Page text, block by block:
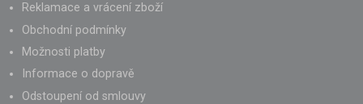
Reklamace a vrácení zboží
Obchodní podmínky
Možnosti platby
Informace o dopravě
Odstoupení od smlouvy